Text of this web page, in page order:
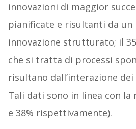
innovazioni di maggior
pianificate e risultanti da un
innovazione strutturato; il
che si tratta di processi
risultano dall’interazione
Tali dati sono in linea con la
e 38% rispettivamente).